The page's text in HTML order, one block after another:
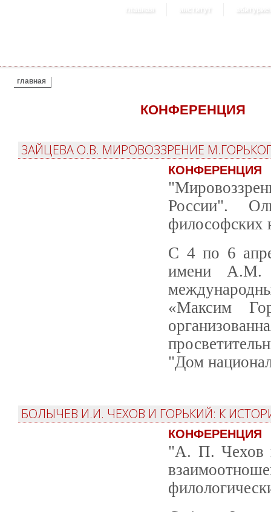
главная институт
ВЫ ЗДЕСЬ
главная
КОНФЕРЕНЦИЯ
ЗАЙЦЕВА О.В. МИРОВОЗЗРЕНИЕ
КОНФЕРЕНЦИЯ
России".
философских
С 4 по 6
имени А.М.
«Максим
"Дом
БОЛЫЧЕВ И.И. ЧЕХОВ И ГОРЬКИЙ: К
КОНФЕРЕНЦИЯ
"А. П. Чехов